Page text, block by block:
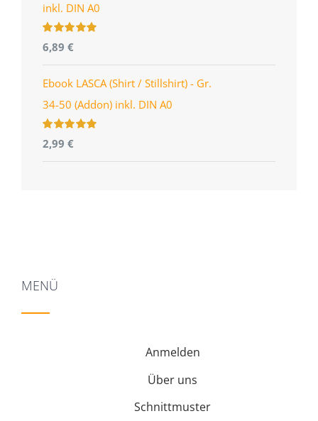
inkl. DIN A0
Bewertet
mit 5.00
5
6,89 €
Ebook LASCA (Shirt / Stillshirt) - Gr.
34-50 (Addon) inkl. DIN A0
Bewertet
mit 5.00
5
2,99 €
MENÜ
Anmelden
Über uns
Schnittmuster